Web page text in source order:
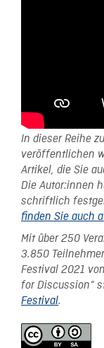
In dieser Reihe
veröffentlichen
Artikel, die Sie
Die Autor:innen
schriftlich
finden Sie auch
Mit über 250
3.850
Festival 2021
for Discussion“
Festival.